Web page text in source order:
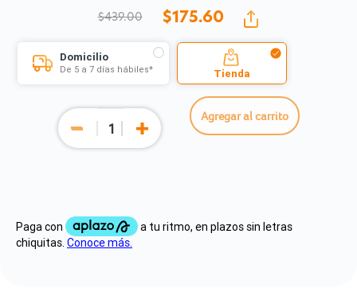
$439.00 $175.60
Domicilio
De 5 a 7 días hábiles* Tienda
Agregar al carrito